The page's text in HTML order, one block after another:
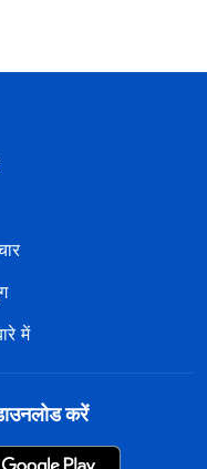
में
करें